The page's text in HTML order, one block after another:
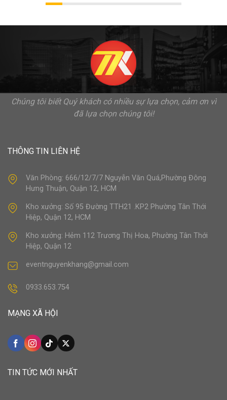
Chúng tôi biết Quý khách có nhiều sự lựa chọn, cảm ơn vì
đã lựa chọn chúng tôi!
THÔNG TIN LIÊN HỆ
Văn Phòng: 666/12/7/7 Nguyễn Văn Quá,Phường Đông
Hưng Thuận, Quận 12, HCM
Kho xưởng: Số 95 Đường TTH21 .KP2 Phường Tân Thới
Hiệp, Quận 12, HCM
Kho xưởng: Hẻm 112 Trương Thị Hoa, Phường Tân Thới
Hiệp, Quận 12
eventnguyenkhang@gmail.com
0933.653.754
MẠNG XÃ HỘI
TIN TỨC MỚI NHẤT